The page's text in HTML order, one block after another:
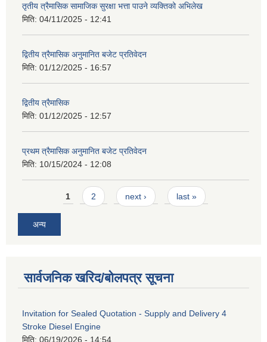
तृतीय त्रैमासिक सामाजिक सुरक्षा भत्ता पाउने व्यक्तिको अभिलेख
मिति: 04/11/2025 - 12:41
द्वितीय त्रैमासिक अनुमानित बजेट प्रतिवेदन
मिति: 01/12/2025 - 16:57
द्वितीय त्रैमासिक
मिति: 01/12/2025 - 12:57
प्रथम त्रैमासिक अनुमानित बजेट प्रतिवेदन
मिति: 10/15/2024 - 12:08
Pages1 2 next › last »
अन्य
सार्वजनिक खरिद/बोलपत्र सूचना
Invitation for Sealed Quotation - Supply and Delivery 4
Stroke Diesel Engine
मिति: 06/19/2026 - 14:54